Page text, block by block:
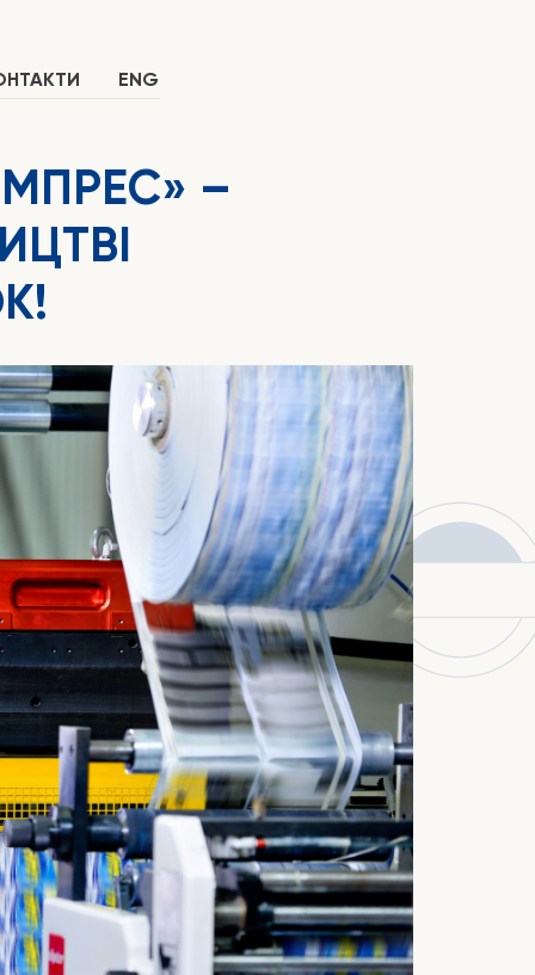
ENG
» –